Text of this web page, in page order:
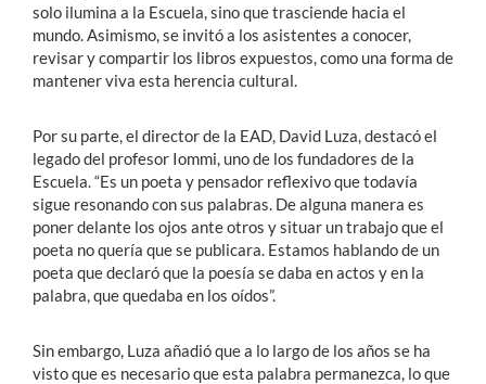
solo ilumina a la Escuela, sino que trasciende hacia el
mundo. Asimismo, se invitó a los asistentes a conocer,
revisar y compartir los libros expuestos, como una forma de
mantener viva esta herencia cultural.
Por su parte, el director de la EAD, David Luza, destacó el
legado del profesor Iommi, uno de los fundadores de la
Escuela. “Es un poeta y pensador reflexivo que todavía
sigue resonando con sus palabras. De alguna manera es
poner delante los ojos ante otros y situar un trabajo que el
poeta no quería que se publicara. Estamos hablando de un
poeta que declaró que la poesía se daba en actos y en la
palabra, que quedaba en los oídos”.
Sin embargo, Luza añadió que a lo largo de los años se ha
visto que es necesario que esta palabra permanezca, lo que